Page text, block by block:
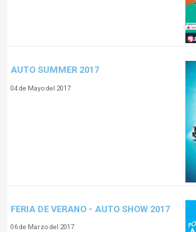
AUTO SUMMER 2017
04 de Mayo del 2017
FERIA DE VERANO - AUTO SHOW 2017
06 de Marzo del 2017